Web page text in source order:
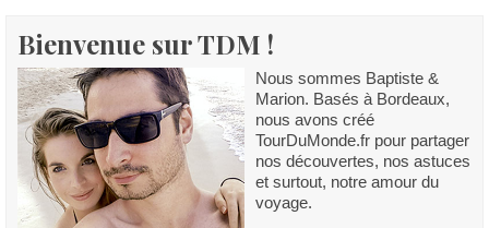
Bienvenue sur TDM !
Nous sommes Baptiste &
Marion. Basés à Bordeaux,
nous avons créé
TourDuMonde.fr pour partager
nos découvertes, nos astuces
et surtout, notre amour du
voyage.